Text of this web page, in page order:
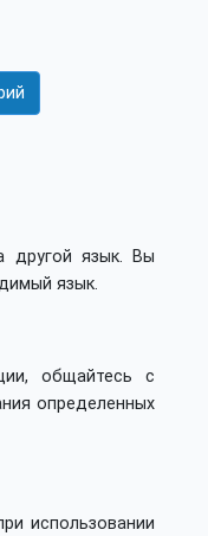
другой язык. Вы
язык.
общайтесь с
определенных
использовании